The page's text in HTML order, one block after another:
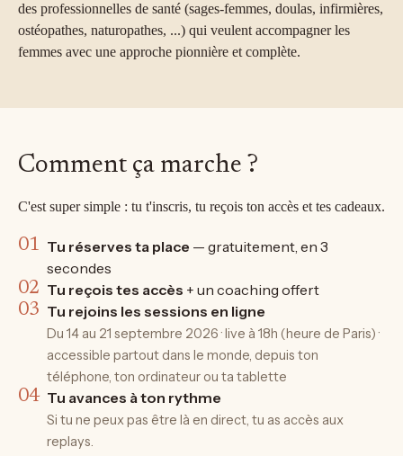
des professionnelles de santé (sages-femmes, doulas, infirmières,
ostéopathes, naturopathes, ...) qui veulent accompagner les
femmes avec une approche pionnière et complète.
Comment ça marche ?
C'est super simple : tu t'inscris, tu reçois ton accès et tes cadeaux.
01 Tu réserves ta place — gratuitement, en 3
secondes
02 Tu reçois tes accès + un coaching offert
03 Tu rejoins les sessions en ligne
Du 14 au 21 septembre 2026 · live à 18h (heure de Paris) ·
accessible partout dans le monde, depuis ton
téléphone, ton ordinateur ou ta tablette
04 Tu avances à ton rythme
Si tu ne peux pas être là en direct, tu as accès aux
replays.